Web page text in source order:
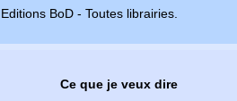
Editions BoD - Toutes librairies.
Ce que je veux dire